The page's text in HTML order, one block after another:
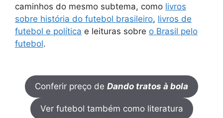
caminhos do mesmo subtema, como livros
sobre história do futebol brasileiro, livros de
futebol e política e leituras sobre o Brasil pelo
futebol.
Conferir preço de Dando tratos à bola
Ver futebol também como literatura